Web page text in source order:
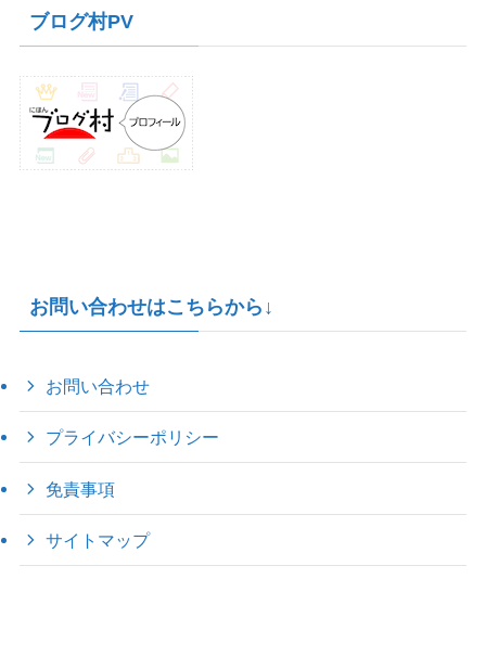
ブ
ブログ村PV
お問い合わせはこちらから↓
お問い合わせ
プライバシーポリシー
免責事項
サイトマップ